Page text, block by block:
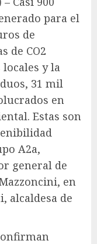
para el
de
de CO2
y la
31 mil
en
Estas son
A2a,
general de
en
alcaldesa de